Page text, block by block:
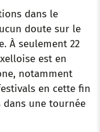
I
n
dans le
doute sur le
À seulement 22
est en
notamment
en cette fin
dans une tournée